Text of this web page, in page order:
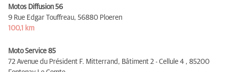
Motos Diffusion 56
9 Rue Edgar Touffreau, 56880 Ploeren
100,1 km
Moto Service 85
72 Avenue du Président F. Mitterrand, Bâtiment 2 - Cellule 4 , 85200